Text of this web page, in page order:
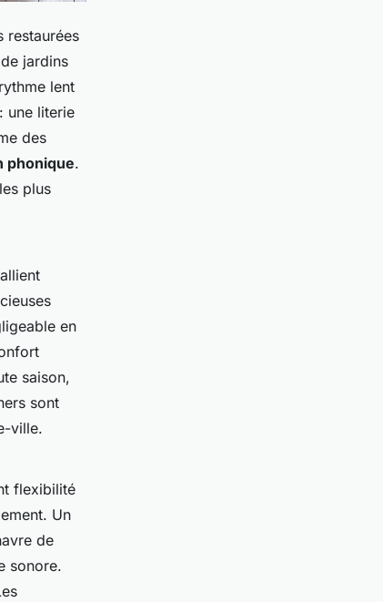
restaurées
jardins
lent
une literie
des
phonique.
plus
en
saison,
sont
ville.
flexibilité
Un
de
sonore.